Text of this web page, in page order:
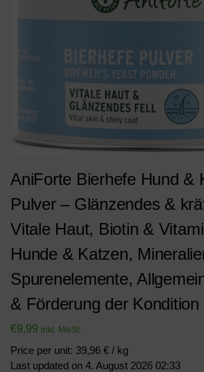
AniForte Bierhefe Hund &
Pulver – Glänzendes &
Vitale Haut, Biotin &
Hunde & Katzen,
Spurenelemente,
& Förderung der Kondition
€9,99 inkl. MwSt.
Price per unit: 39,96 € / kg
Last updated on 4. August 2026 02:33